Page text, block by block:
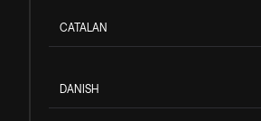
CATALAN
DANISH